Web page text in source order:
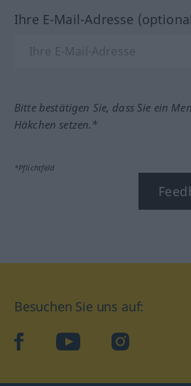
Ihre E-Mail-Adresse
Bitte bestätigen Sie, dass Sie ein
Häkchen setzen.*
*Pflichtfeld
Besuchen Sie uns auf:
facebookYouTube Instagram